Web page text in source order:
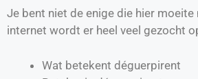
Je bent niet de enige die hier moeite
internet wordt er heel veel gezocht
Wat betekent déguerpirent